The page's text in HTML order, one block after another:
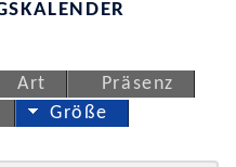
Art
Präsenz
Größe